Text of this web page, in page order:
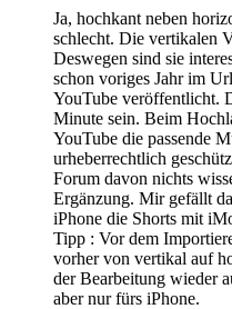
Ja, hochkant neben
schlecht. Die vertikalen
Deswegen sind sie
schon voriges Jahr im
YouTube veröffentlicht.
Minute sein. Beim
YouTube die passende
urheberrechtlich
Forum davon nichts
Ergänzung. Mir gefällt
iPhone die Shorts mit
Tipp : Vor dem
vorher von vertikal auf
der Bearbeitung wieder
aber nur fürs iPhone.